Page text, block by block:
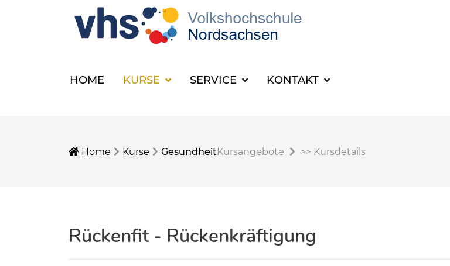
HOME KURSE SERVICE KONTAKT
Home Kurse GesundheitKursangebote >> Kursdetails
Rückenfit - Rückenkräftigung